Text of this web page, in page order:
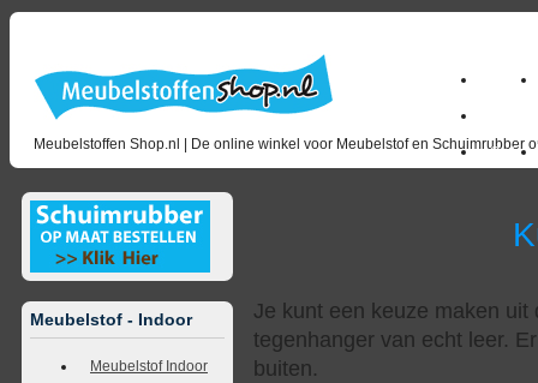
Meubelstoffen Shop.nl | De online winkel voor Meubelstof en Schuimrubber
Home
Outlet
Meubelstof - Indoor
Meubelstof Indoor
Je kunt een keuze maken
tegenhanger van echt leer.
buiten.